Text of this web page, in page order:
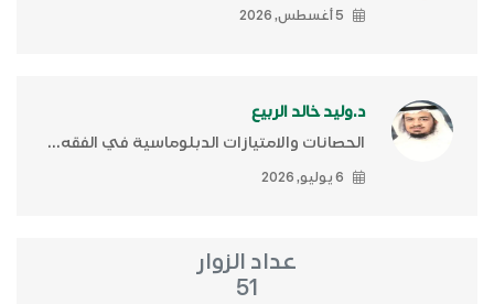
5 أغسطس, 2026
د.وليد خالد الربيع
الحصانات والامتيازات الدبلوماسية في الفقه...
6 يوليو, 2026
عداد الزوار
51